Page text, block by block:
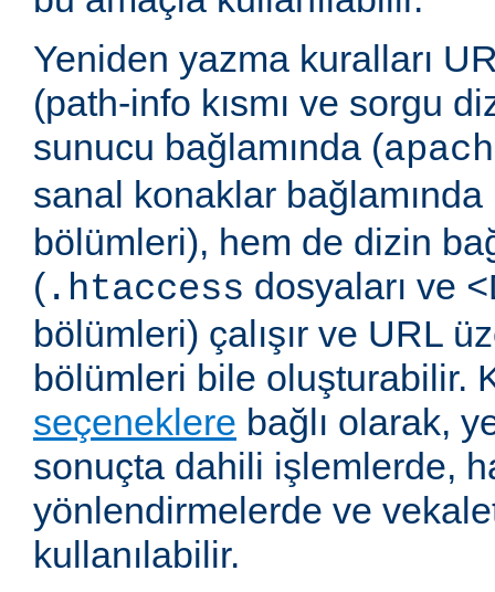
Yeniden yazma kuralları
(path-info kısmı ve sorgu
sunucu bağlamında (
sanal konaklar bağlamında
bölümleri), hem de dizin
( .htaccess dosyaları ve
bölümleri) çalışır ve URL
bölümleri bile oluşturabilir.
seçeneklere bağlı olarak,
sonuçta dahili işlemlerde,
yönlendirmelerde ve
kullanılabilir.